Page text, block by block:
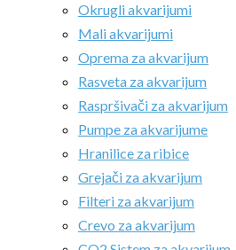
Okrugli akvarijumi
Mali akvarijumi
Oprema za akvarijum
Rasveta za akvarijum
Raspršivači za akvarijum
Pumpe za akvarijume
Hranilice za ribice
Grejači za akvarijum
Filteri za akvarijum
Crevo za akvarijum